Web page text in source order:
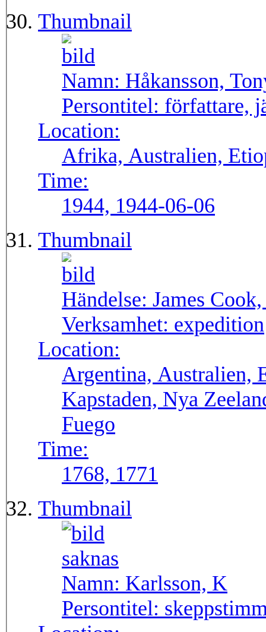
Thumbnail
Namn: Håkansson,
Persontitel: författare,
Location:
Afrika, Australien,
Time:
1944, 1944-06-06
Thumbnail
Händelse: James
Verksamhet: expedition
Location:
Argentina, Australien,
Kapstaden, Nya
Fuego
Time:
1768, 1771
Thumbnail
Namn: Karlsson, K
Persontitel: